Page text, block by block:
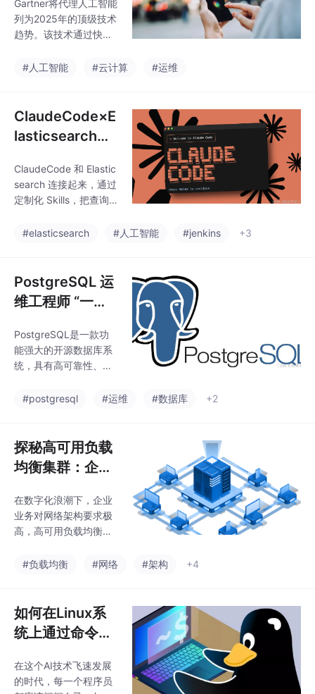
优，适合复杂业务场
景。安装方式推荐使用
PGDG APT源进行标准
Cluster、Database、S
Gartner将代理人工智能
列为2025年的顶级技术
趋势。该技术通过快速
量数据集，其应用跨多
健。在金融领域，代理
人工智能被用来分析市
场趋势、评估投资机会
划。代理人工智能主要
帮助从查询和响应系统
向自主机器代理的转
有人工指导的情况下执
年，至少15%的日常
#人工智能 #云计算 #运维
ClaudeCode×E
lasticsearch：
AI 化落地实践
ClaudeCode 和 Elastic
search 连接起来，通过
定制化 Skills，把查询
边界、索引范围和操作
动编写 DSL 的日志查
询，就可以被转化成自
然语言指令；而 AI 返回
的答案，而是带着护栏
的查询命令 + 基于结果
的初步分析。
#elasticsearch #人工智能 #jenkins +3
PostgreSQL 运
维工程师 “一本
置、备份与监控
PostgreSQL是一款功
能强大的开源数据库系
统，具有高可靠性、稳
支持。它支持事务安全
供完善的扩展机制。相
比MySQL，PostgreSQ
L在SQL能力、数据类型
优，适合复杂业务场
景。安装方式推荐使用
PGDG APT源进行标准
Cluster、Database、S
#postgresql #运维 #数据库 +2
探秘高可用负载
均衡集群：企业
基石
在数字化浪潮下，企业
业务对网络架构要求极
高，高可用负载均衡集
深入剖析其理论精髓，
通过腾讯云CLB、阿里
云SLB等企业案例，展
现其在金融、电商领域
容器技术在其中的创新
应用，以及构建高可用
#负载均衡 #网络 #架构 +4
如何在Linux系
统上通过命令调
型？
在这个AI技术飞速发展
的时代，每一个程序员